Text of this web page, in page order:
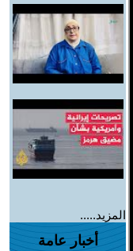
المزيد.....
أخبار عامة